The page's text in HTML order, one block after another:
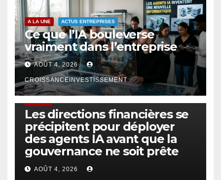
A LA UNE ACTUS ENTREPRISES
Ce que l’IA bouleverse
vraiment dans l’entreprise
AOÛT 4, 2026
CROISSANCEINVESTISSEMENT
Les directions financières se
précipitent pour déployer
des agents IA avant que la
gouvernance ne soit prête
AOÛT 4, 2026